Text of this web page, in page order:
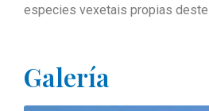
especies vexetais propias
Galería